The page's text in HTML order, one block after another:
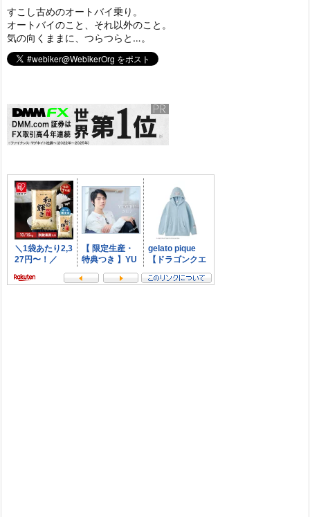
すこし古めのオートバイ乗り。
オートバイのこと、それ以外のこと。
気の向くままに、つらつらと…。